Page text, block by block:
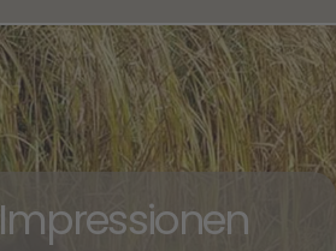
Impressionen